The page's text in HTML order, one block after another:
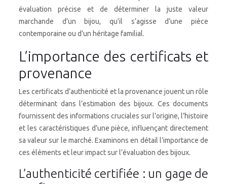
évaluation précise et de déterminer la juste valeur
marchande d’un bijou, qu’il s’agisse d’une pièce
contemporaine ou d’un héritage familial.
L’importance des certificats et
provenance
Les certificats d’authenticité et la provenance jouent un rôle
déterminant dans l’estimation des bijoux. Ces documents
fournissent des informations cruciales sur l’origine, l’histoire
et les caractéristiques d’une pièce, influençant directement
sa valeur sur le marché. Examinons en détail l’importance de
ces éléments et leur impact sur l’évaluation des bijoux.
L’authenticité certifiée : un gage de